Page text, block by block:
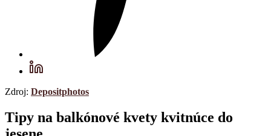
Zdroj: Depositphotos
Tipy na balkónové kvety kvitnúce do